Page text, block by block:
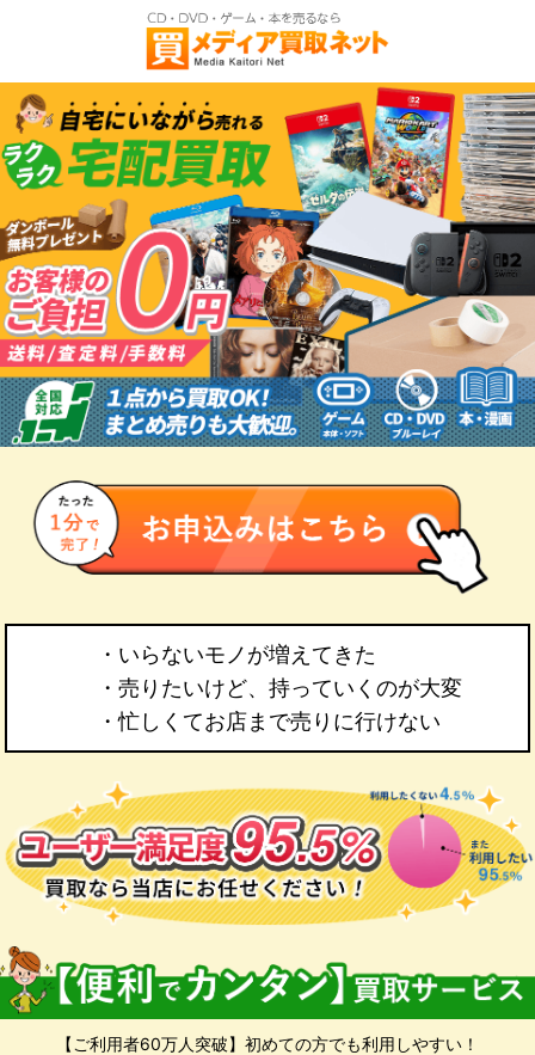
・いらないモノが増えてきた
・売りたいけど、持っていくのが大変
・忙しくてお店まで売りに行けない
【ご利用者60万人突破】初めての方でも利用しやすい！